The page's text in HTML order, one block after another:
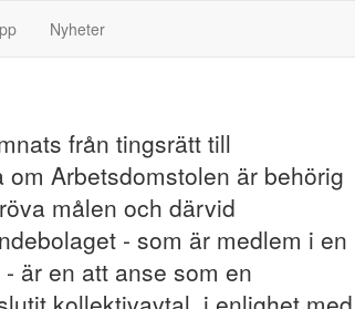
Nyheter
från tingsrätt till
Arbetsdomstolen är behörig
målen och därvid
- som är medlem i en
är en att anse som en